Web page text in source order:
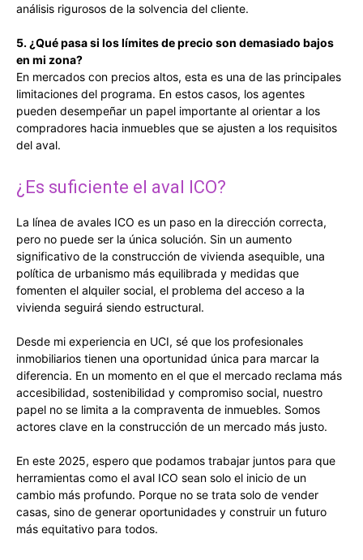
análisis rigurosos de la solvencia del cliente.
5. ¿Qué pasa si los límites de precio son demasiado bajos
en mi zona?
En mercados con precios altos, esta es una de las principales
limitaciones del programa. En estos casos, los agentes
pueden desempeñar un papel importante al orientar a los
compradores hacia inmuebles que se ajusten a los requisitos
del aval.
¿Es suficiente el aval ICO?
La línea de avales ICO es un paso en la dirección correcta,
pero no puede ser la única solución. Sin un aumento
significativo de la construcción de vivienda asequible, una
política de urbanismo más equilibrada y medidas que
fomenten el alquiler social, el problema del acceso a la
vivienda seguirá siendo estructural.
Desde mi experiencia en UCI, sé que los profesionales
inmobiliarios tienen una oportunidad única para marcar la
diferencia. En un momento en el que el mercado reclama más
accesibilidad, sostenibilidad y compromiso social, nuestro
papel no se limita a la compraventa de inmuebles. Somos
actores clave en la construcción de un mercado más justo.
En este 2025, espero que podamos trabajar juntos para que
herramientas como el aval ICO sean solo el inicio de un
cambio más profundo. Porque no se trata solo de vender
casas, sino de generar oportunidades y construir un futuro
más equitativo para todos.